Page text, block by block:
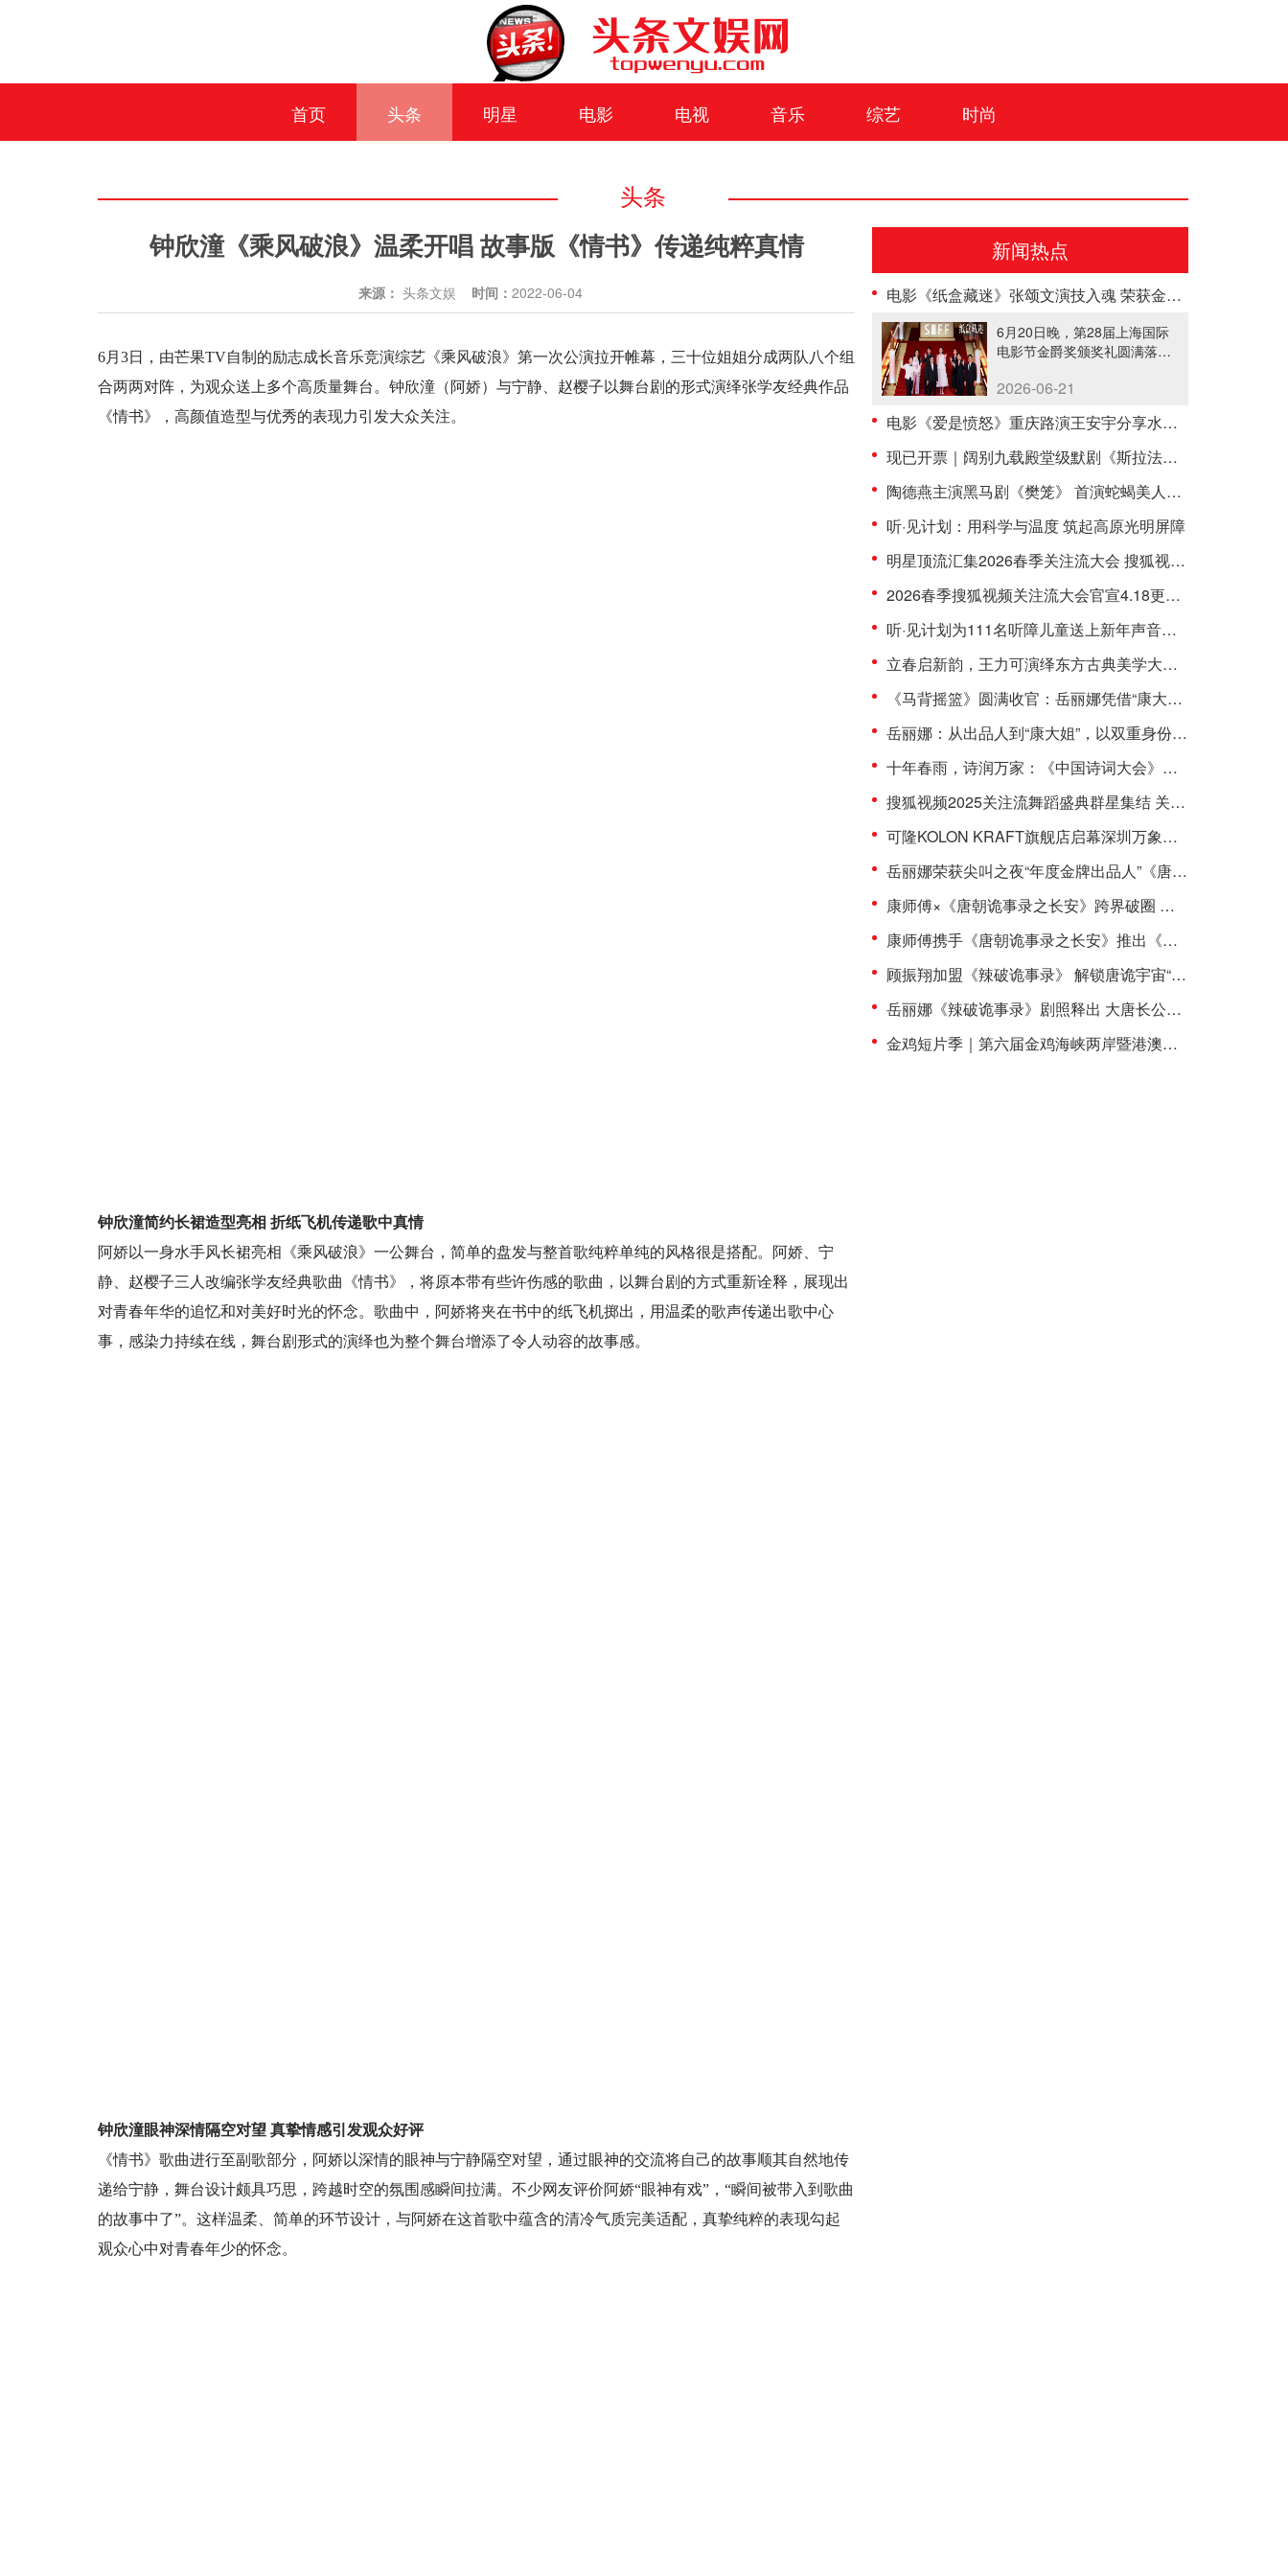
首页 头条 明星 电影 电视 音乐 综艺 时尚
头条
钟欣潼《乘风破浪》温柔开唱 故事版《情书》传递纯粹真情
来源： 头条文娱 时间： 2022-06-04
6月3日，由芒果TV自制的励志成长音乐竞演综艺《乘风破浪》第一次公演拉开帷幕，三十位姐姐分成两队八个组
合两两对阵，为观众送上多个高质量舞台。钟欣潼（阿娇）与宁静、赵樱子以舞台剧的形式演绎张学友经典作品
《情书》，高颜值造型与优秀的表现力引发大众关注。
钟欣潼简约长裙造型亮相 折纸飞机传递歌中真情
阿娇以一身水手风长裙亮相《乘风破浪》一公舞台，简单的盘发与整首歌纯粹单纯的风格很是搭配。阿娇、宁
静、赵樱子三人改编张学友经典歌曲《情书》，将原本带有些许伤感的歌曲，以舞台剧的方式重新诠释，展现出
对青春年华的追忆和对美好时光的怀念。歌曲中，阿娇将夹在书中的纸飞机掷出，用温柔的歌声传递出歌中心
事，感染力持续在线，舞台剧形式的演绎也为整个舞台增添了令人动容的故事感。
钟欣潼眼神深情隔空对望 真挚情感引发观众好评
《情书》歌曲进行至副歌部分，阿娇以深情的眼神与宁静隔空对望，通过眼神的交流将自己的故事顺其自然地传
递给宁静，舞台设计颇具巧思，跨越时空的氛围感瞬间拉满。不少网友评价阿娇“眼神有戏”，“瞬间被带入到歌曲
的故事中了”。这样温柔、简单的环节设计，与阿娇在这首歌中蕴含的清冷气质完美适配，真挚纯粹的表现勾起
观众心中对青春年少的怀念。
新闻热点
电影《纸盒藏迷》张颂文演技入魂 荣获金爵奖最佳男演员
6月20日晚，第28届上海国际
电影节金爵奖颁奖礼圆满落
2026-06-21
电影《爱是愤怒》重庆路演王安宇分享水下龙舟幕后 王玉雯解读守护型愤怒 主创鼓励普通人勇敢挥出一拳
现已开票｜阔别九载殿堂级默剧《斯拉法的下雪秀》北京站“重磅”来袭！
陶德燕主演黑马剧《樊笼》 首演蛇蝎美人扮相惊艳
听·见计划：用科学与温度 筑起高原光明屏障
明星顶流汇集2026春季关注流大会 搜狐视频4.18将焕新开启春日盛会
2026春季搜狐视频关注流大会官宣4.18更名“关注流大会”焕新开启
听·见计划为111名听障儿童送上新年声音礼包：让每一次表达都有回响
立春启新韵，王力可演绎东方古典美学大片尽显国风雅致
《马背摇篮》圆满收官：岳丽娜凭借“康大姐”这一角色，聚焦红色题材
岳丽娜：从出品人到“康大姐”，以双重身份诠释《马背摇篮》的双重使命
十年春雨，诗润万家：《中国诗词大会》在快时代守护“慢文化”
搜狐视频2025关注流舞蹈盛典群星集结 关注流助力逐梦舞台
可隆KOLON KRAFT旗舰店启幕深圳万象城 品牌代言人刘诗诗现场首穿演绎「驭马迎风」新春限定系列
岳丽娜荣获尖叫之夜“年度金牌出品人”《唐诡长安》登荣誉殿堂
康师傅×《唐朝诡事录之长安》跨界破圈 岳丽娜以演员+出品人双重身份打造“辣味破案”新标杆
康师傅携手《唐朝诡事录之长安》推出《辣破诡事录》 顾振翔饰演云中白展露锋芒
顾振翔加盟《辣破诡事录》 解锁唐诡宇宙“大唐188男团”新成员
岳丽娜《辣破诡事录》剧照释出 大唐长公主惊艳“入画”解锁辣味新风尚
金鸡短片季｜第六届金鸡海峡两岸暨港澳青年短片季新湾流计划圆满闭幕 赋能大湾区 培育新影人